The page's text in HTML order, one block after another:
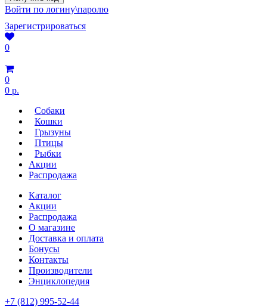
Войти по логину\паролю
Зарегистрироваться
0
0
0 р.
Собаки
Кошки
Грызуны
Птицы
Рыбки
Акции
Распродажа
Каталог
Акции
Распродажа
О магазине
Доставка и оплата
Бонусы
Контакты
Производители
Энциклопедия
+7 (812) 995-52-44